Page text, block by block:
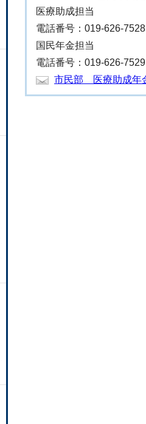
医療助成担当
電話番号：019-626-
国民年金担当
電話番号：019-626-
市民部 医療助成年